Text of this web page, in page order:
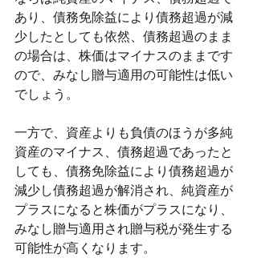
あり、債務免除益により債務超過が減
少したとしても依然、債務超過のまま
の場合は、株価はマイナスのままです
ので、みなし贈与適用の可能性は低い
でしょう。
一方で、資産よりも負債のほうが多純
資産のマイナス、債務超過であったと
しても、債務免除益により債務超過が
減少し債務超過が解消され、純資産が
プラスになると株価がプラスになり、
みなし贈与適用され贈与税が発生する
可能性が高くなります。